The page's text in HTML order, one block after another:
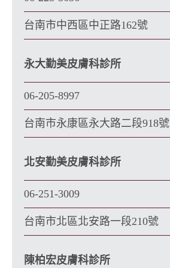
台南市中西區中正路162號
永大勤美皮膚科診所
06-205-8997
台南市永康區永大路二段918號
北安勤美皮膚科診所
06-251-3009
台南市北區北安路一段210號
陳柏宏皮膚科診所